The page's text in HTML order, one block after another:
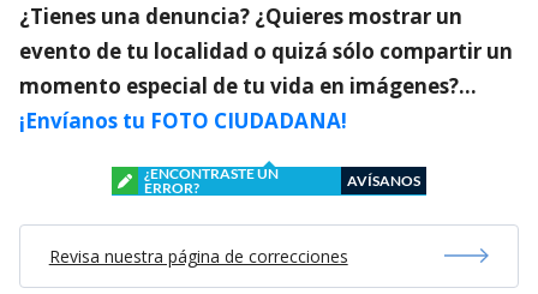
¿Tienes una denuncia? ¿Quieres mostrar un
evento de tu localidad o quizá sólo compartir un
momento especial de tu vida en imágenes?…
¡Envíanos tu FOTO CIUDADANA!
¿ENCONTRASTE UN
ERROR?
AVÍSANOS
Revisa nuestra página de correcciones